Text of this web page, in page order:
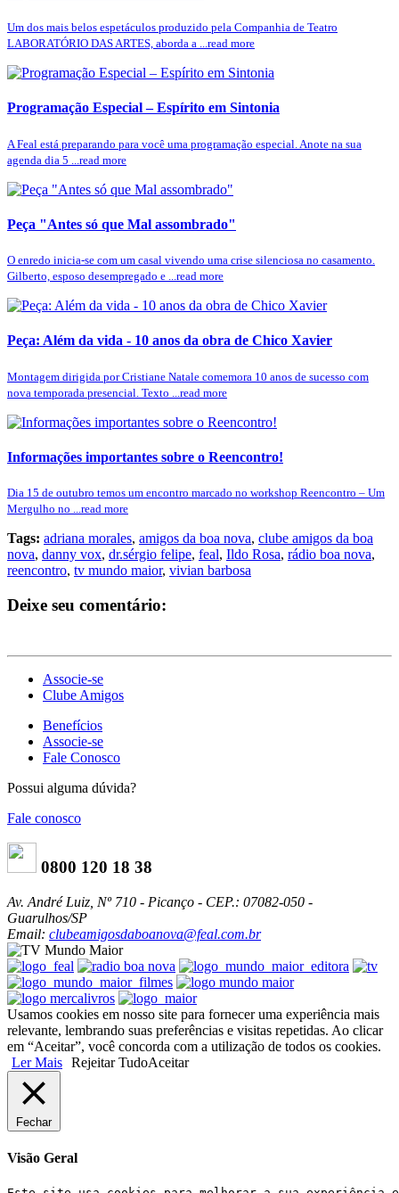
Um dos mais belos espetáculos produzido pela Companhia de Teatro
LABORATÓRIO DAS ARTES, aborda a ...read more
Programação Especial – Espírito em Sintonia
A Feal está preparando para você uma programação especial. Anote na sua
agenda dia 5 ...read more
Peça "Antes só que Mal assombrado"
O enredo inicia-se com um casal vivendo uma crise silenciosa no casamento.
Gilberto, esposo desempregado e ...read more
Peça: Além da vida - 10 anos da obra de Chico Xavier
Montagem dirigida por Cristiane Natale comemora 10 anos de sucesso com
nova temporada presencial. Texto ...read more
Informações importantes sobre o Reencontro!
Dia 15 de outubro temos um encontro marcado no workshop Reencontro – Um
Mergulho no ...read more
Tags: adriana morales, amigos da boa nova, clube amigos da boa
nova, danny vox, dr.sérgio felipe, feal, Ildo Rosa, rádio boa nova,
reencontro, tv mundo maior, vivian barbosa
Deixe seu comentário:
Associe-se
Clube Amigos
Benefícios
Associe-se
Fale Conosco
Possui alguma dúvida?
Fale conosco
0800 120 18 38
Av. André Luiz, Nº 710 - Picanço - CEP.: 07082-050 -
Guarulhos/SP
Email: clubeamigosdaboanova@feal.com.br
Usamos cookies em nosso site para fornecer uma experiência mais
relevante, lembrando suas preferências e visitas repetidas. Ao clicar
em “Aceitar”, você concorda com a utilização de todos os cookies.
Ler Mais Rejeitar TudoAceitar
Fechar
Visão Geral